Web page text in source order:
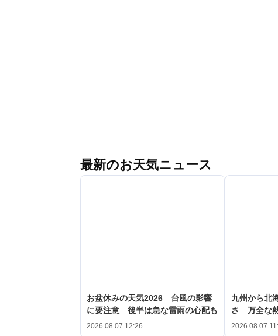
最新のお天気ニュース
お盆休みの天気2026 台風の影響
に要注意 後半は急な雷雨の心配も
2026.08.07 12:26
九州から北
さ 万全な
2026.08.07